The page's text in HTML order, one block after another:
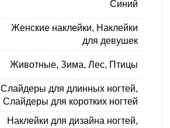
Синий
Женские наклейки, Наклейки
для девушек
Животные, Зима, Лес, Птицы
Слайдеры для длинных ногтей,
Слайдеры для коротких ногтей
Наклейки для дизайна ногтей,